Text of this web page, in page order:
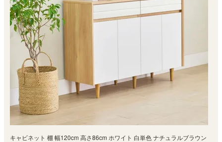
キャビネット 棚 幅120cm 高さ86cm ホワイト 白単色 ナチュラルブラウン